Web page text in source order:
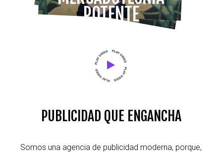
POTENTE
PUBLICIDAD QUE ENGANCHA
Somos una agencia de publicidad moderna, porque,